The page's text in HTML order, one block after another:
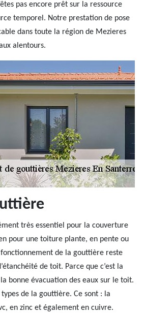
pas encore prêt sur la ressource
temporel. Notre prestation de pose
dans toute la région de Mezieres
alentours.
très essentiel pour la couverture
pour une toiture plante, en pente ou
de la gouttière reste
de toit. Parce que c’est la
bonne évacuation des eaux sur le toit.
types de la gouttière. Ce sont : la
en zinc et également en cuivre.